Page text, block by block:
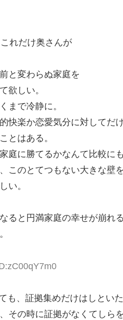
れだけ奥さんが
と変わらぬ家庭を
欲しい。
まで冷静に。
快楽か恋愛気分に対してだけ
とはある。
庭に勝てるかなんて比較にも
このとてつもない大きな壁を
い。
ると円満家庭の幸せが崩れる
、証拠集めだけはしとい
その時に証拠がなくてしら